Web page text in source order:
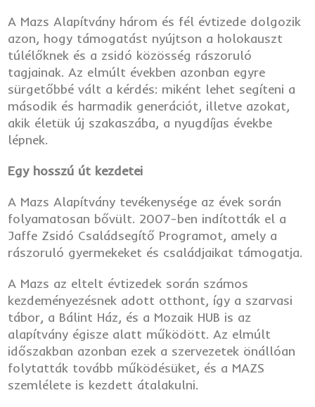
A Mazs Alapítvány három és fél évtizede dolgozik
azon, hogy támogatást nyújtson a holokauszt
túlélőknek és a zsidó közösség rászoruló
tagjainak. Az elmúlt években azonban egyre
sürgetőbbé vált a kérdés: miként lehet segíteni a
második és harmadik generációt, illetve azokat,
akik életük új szakaszába, a nyugdíjas évekbe
lépnek.
Egy hosszú út kezdetei
A Mazs Alapítvány tevékenysége az évek során
folyamatosan bővült. 2007-ben indították el a
Jaffe Zsidó Családsegítő Programot, amely a
rászoruló gyermekeket és családjaikat támogatja.
A Mazs az eltelt évtizedek során számos
kezdeményezésnek adott otthont, így a szarvasi
tábor, a Bálint Ház, és a Mozaik HUB is az
alapítvány égisze alatt működött. Az elmúlt
időszakban azonban ezek a szervezetek önállóan
folytatták tovább működésüket, és a MAZS
szemlélete is kezdett átalakulni.